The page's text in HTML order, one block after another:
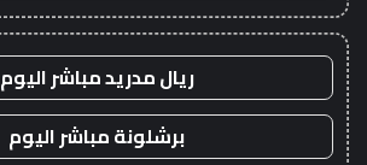
ريال مدريد مباشر اليوم
برشلونة مباشر اليوم